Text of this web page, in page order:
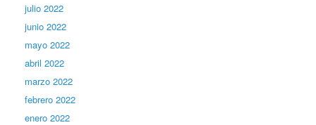
julio 2022
junio 2022
mayo 2022
abril 2022
marzo 2022
febrero 2022
enero 2022